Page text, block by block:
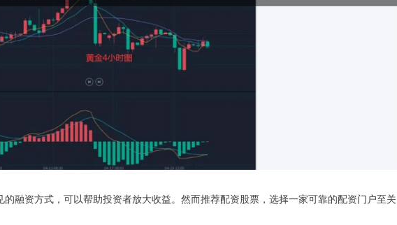
融资方式，可以帮助投资者放大收益。然而推荐配资股票，选择一家可靠的配资门户至关